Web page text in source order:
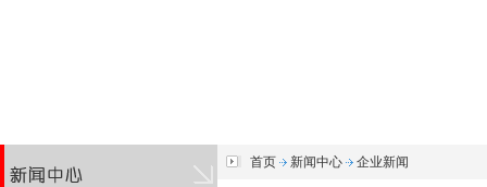
首页 新闻中心 企业新闻